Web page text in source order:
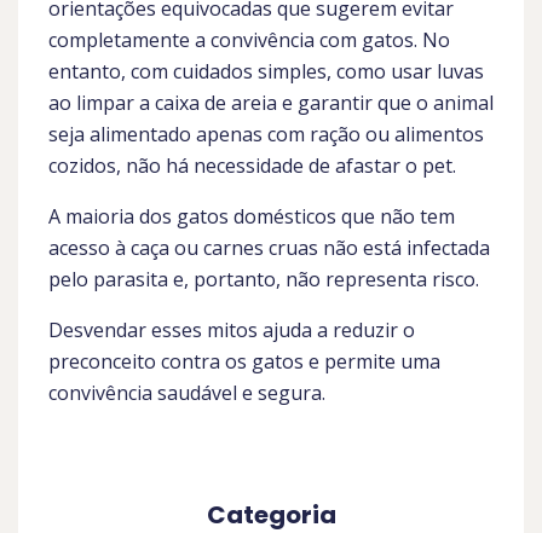
orientações equivocadas que sugerem evitar
completamente a convivência com gatos. No
entanto, com cuidados simples, como usar luvas
ao limpar a caixa de areia e garantir que o animal
seja alimentado apenas com ração ou alimentos
cozidos, não há necessidade de afastar o pet.
A maioria dos gatos domésticos que não tem
acesso à caça ou carnes cruas não está infectada
pelo parasita e, portanto, não representa risco.
Desvendar esses mitos ajuda a reduzir o
preconceito contra os gatos e permite uma
convivência saudável e segura.
Categoria